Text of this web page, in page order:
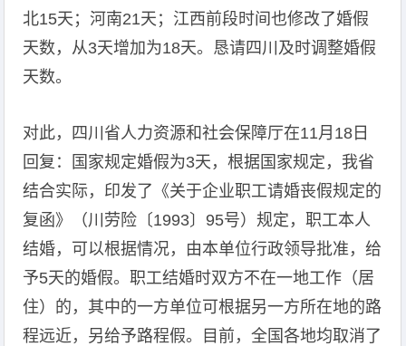
北15天；河南21天；江西前段时间也修改了婚假
天数，从3天增加为18天。恳请四川及时调整婚假
天数。
对此，四川省人力资源和社会保障厅在11月18日
回复：国家规定婚假为3天，根据国家规定，我省
结合实际，印发了《关于企业职工请婚丧假规定的
复函》（川劳险〔1993〕95号）规定，职工本人
结婚，可以根据情况，由本单位行政领导批准，给
予5天的婚假。职工结婚时双方不在一地工作（居
住）的，其中的一方单位可根据另一方所在地的路
程远近，另给予路程假。目前，全国各地均取消了